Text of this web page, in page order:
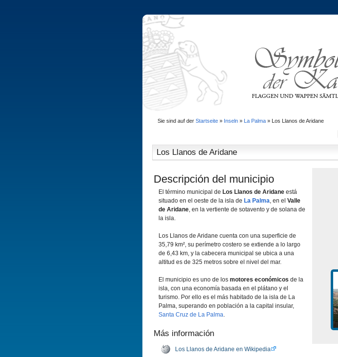
Sie sind auf der Startseite» Inseln» La Palma» Los Llanos de Aridane
Los Llanos de Aridane
Descripción del municipio
El término municipal de Los Llanos de Aridane está
situado en el oeste de la isla de La Palma, en el Valle
de Aridane, en la vertiente de sotavento y de solana de
la isla.
Los Llanos de Aridane cuenta con una superficie de
35,79 km², su perí­metro costero se extiende a lo largo
de 6,43 km, y la cabecera municipal se ubica a una
altitud es de 325 metros sobre el nivel del mar.
El municipio es uno de los motores económicos de la
isla, con una economí­a basada en el plátano y el
turismo. Por ello es el más habitado de la isla de La
Palma, superando en población a la capital insular,
Santa Cruz de La Palma.
Más información
Los Llanos de Aridane en Wikipedia